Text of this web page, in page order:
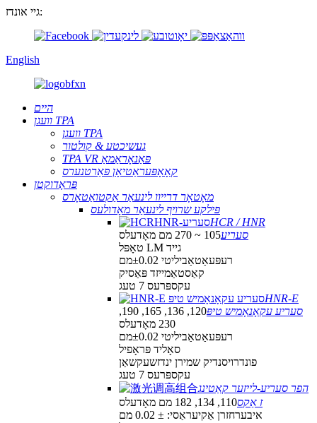
גיי אונדז:
English
היים
וועגן TPA
וועגן TPA
געשיכטע & קולטור
TPA VR פּאַנאָראַמאַ
קאָאָפּעראַטיאָן פּאַרטנערס
פּראָדוקטן
מאָטאָר דרייוו לינעאַר אַקטואַטאָרס
פּילקע שרויף לינעאַר מאָדולעס
HCR / HNR
סעריע105 ~ 270 מם מאָדעלס
טאָפּל LM גייד
רעפּעאַטאַביליטי ±0.02מם
קאַסטאַמייזד פּאַסיק
עקספּרעס 7 טעג
HNR-E
סעריע עקאָנאָמיש טיפּ
120, 136, 165, 190,
230 מאָדעלס
רעפּעאַטאַביליטי ±0.02מם
סאָליד פּראָפיל
פונדרויסנדיק שמירן ינדזשעקשאַן
עקספּרעס 7 טעג
הפר סעריע-לייזער קאַטינג
ז אַקס110, 134, 182 מם מאָדעלס
איבערחזרן אַקיעראַסי: ± 0.02 מם